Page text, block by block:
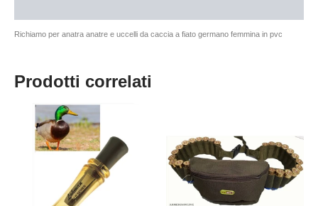
Richiamo per anatra anatre e uccelli da caccia a fiato germano femmina in pvc
Prodotti correlati